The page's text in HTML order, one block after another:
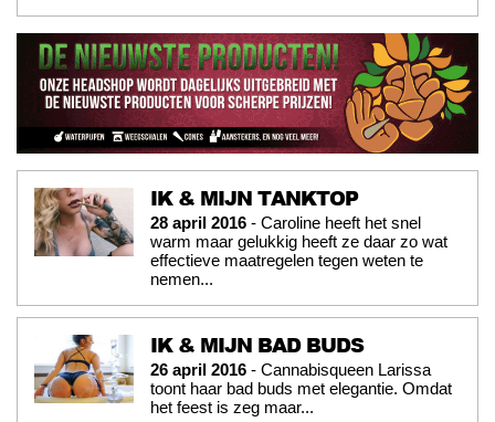
IK & MIJN TANKTOP
28 april 2016 - Caroline heeft het snel
warm maar gelukkig heeft ze daar zo wat
effectieve maatregelen tegen weten te
nemen...
IK & MIJN BAD BUDS
26 april 2016 - Cannabisqueen Larissa
toont haar bad buds met elegantie. Omdat
het feest is zeg maar...